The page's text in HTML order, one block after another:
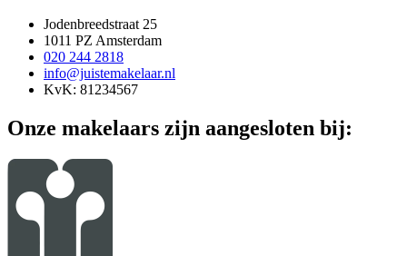
Jodenbreedstraat 25
1011 PZ Amsterdam
020 244 2818
info@juistemakelaar.nl
KvK: 81234567
Onze makelaars zijn aangesloten bij: